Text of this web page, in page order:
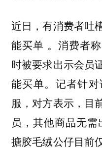
近日，有消费者吐
能买单 。消费者
时被要求出示会员
能买单。记者针
服，对方表示，目
员，其他商品无需
搪胶毛绒公仔目前